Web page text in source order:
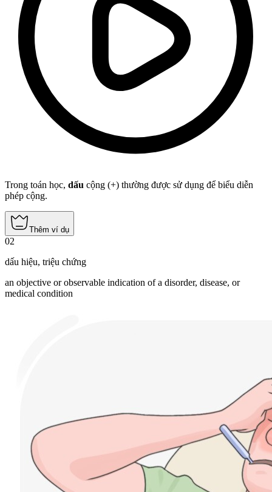
Trong toán học, dấu cộng (+) thường được sử dụng để biểu diễn
phép cộng.
Thêm ví dụ
02
dấu hiệu, triệu chứng
an objective or observable indication of a disorder, disease, or
medical condition